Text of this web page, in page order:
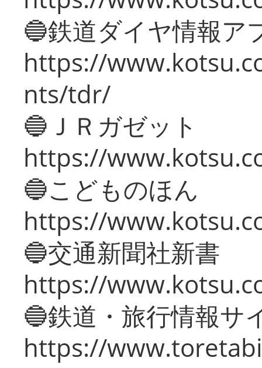
🔵鉄道ダイヤ情報ア
https://
nts/tdr/
🔵ＪＲガゼット
https://
🔵こどものほん
https://
🔵交通新聞社新書
https://
🔵鉄道・旅行情報サ
https://